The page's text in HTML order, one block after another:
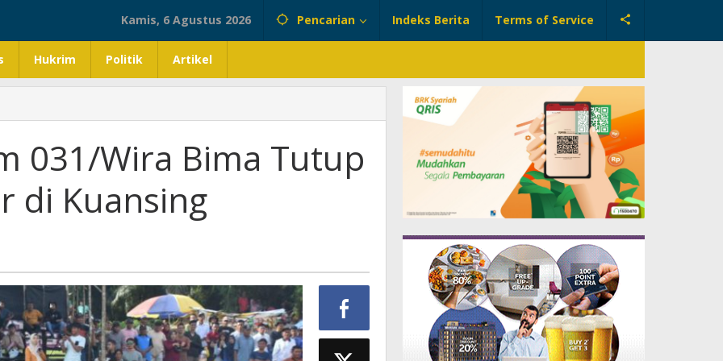
Kamis, 6 Agustus 2026 Pencarian Indeks Berita Terms of Service
Hukrim Politik Artikel
031/Wira Bima Tutup
di Kuansing